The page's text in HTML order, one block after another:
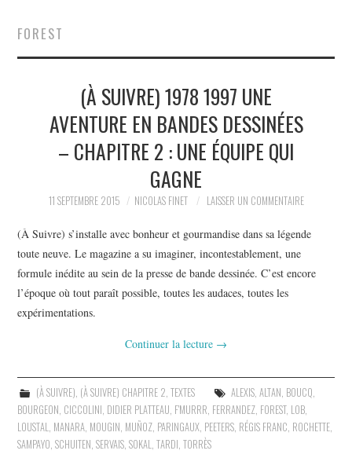
IMAGES
FOREST
(À SUIVRE) 1978 1997 UNE
AVENTURE EN BANDES DESSINÉES
– CHAPITRE 2 : UNE ÉQUIPE QUI
GAGNE
11 SEPTEMBRE 2015 NICOLAS FINET LAISSER UN COMMENTAIRE
(À Suivre) s’installe avec bonheur et gourmandise dans sa légende
toute neuve. Le magazine a su imaginer, incontestablement, une
formule inédite au sein de la presse de bande dessinée. C’est encore
l’époque où tout paraît possible, toutes les audaces, toutes les
expérimentations.
Continuer la lecture →
(À SUIVRE) (À SUIVRE) CHAPITRE 2 TEXTES ALEXIS, ALTAN BOUCQ
BOURGEON CICCOLINI DIDIER PLATTEAU F'MURRR FERRANDEZ FOREST, LOB
LOUSTAL MANARA MOUGIN MUÑOZ PARINGAUX PEETERS RÉGIS FRANC ROCHETTE
SAMPAYO ,SCHUITEN ,SERVAIS ,SOKAL ,TARDI ,TORRÈS